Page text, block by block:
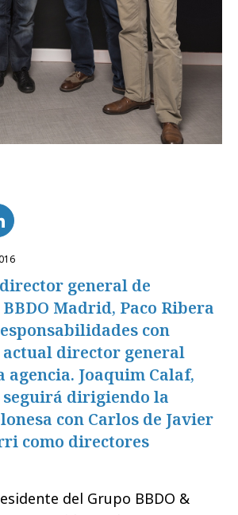
general de
Madrid, Paco Ribera
con
actual director general
agencia. Joaquim Calaf,
dirigiendo la
con Carlos de Javier
como directores
del Grupo BBDO &